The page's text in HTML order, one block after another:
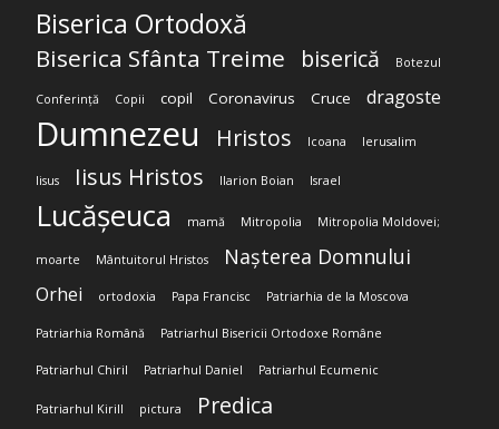
Biserica Ortodoxă
Biserica Sfânta Treime biserică Botezul
Conferință Copii copil Coronavirus Cruce dragoste
Dumnezeu Hristos Icoana Ierusalim
Iisus Iisus Hristos Ilarion Boian Israel
Lucășeuca mamă Mitropolia Mitropolia Moldovei;
moarte Mântuitorul Hristos Nașterea Domnului
Orhei ortodoxia Papa Francisc Patriarhia de la Moscova
Patriarhia Română Patriarhul Bisericii Ortodoxe Române
Patriarhul Chiril Patriarhul Daniel Patriarhul Ecumenic
Patriarhul Kirill pictura Predica